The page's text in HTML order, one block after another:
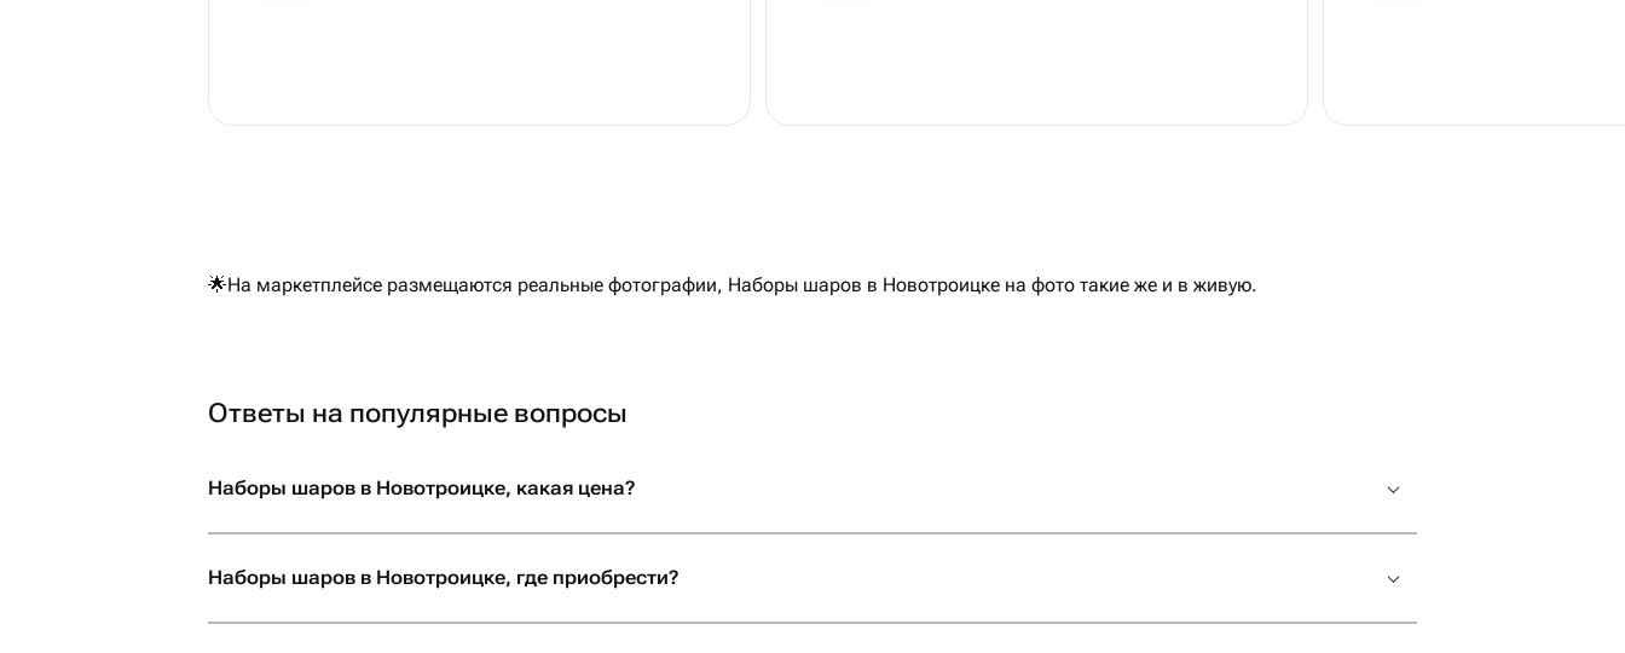
🌟На маркетплейсе размещаются реальные фотографии, Наборы шаров в Новотроицке на фото такие же и в живую.
Ответы на популярные вопросы
Наборы шаров в Новотроицке, какая цена?
Наборы шаров в Новотроицке, где приобрести?